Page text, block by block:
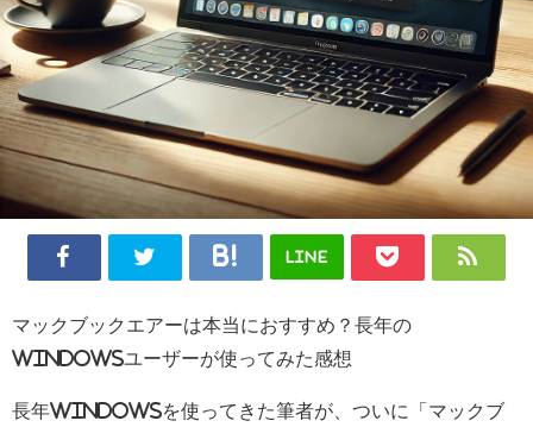
LINE
マックブックエアーは本当におすすめ？長年の
Windowsユーザーが使ってみた感想
長年Windowsを使ってきた筆者が、ついに「マックブ